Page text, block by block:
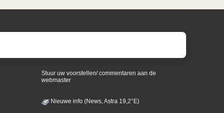
Stuur uw voorstellen/ commentaren aan de
webmaster
Nieuwe info (News, Astra 19,2°E)